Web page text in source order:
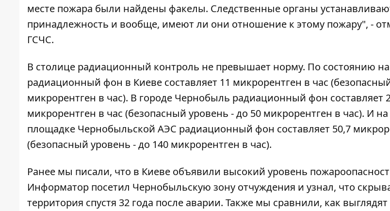
месте пожара были найдены факелы. Следственные органы
принадлежность и вообще, имеют ли они отношение к этому пожару", -
ГСЧС.
В столице радиационный контроль не превышает норму. По состоянию на
радиационный фон в Киеве составляет 11 микрорентген в час
микрорентген в час). В городе Чернобыль радиационный фон составляет
микрорентген в час (безопасный уровень - до 50 микрорентген в час). И
площадке Чернобыльской АЭС радиационный фон составляет 50,7
(безопасный уровень - до 140 микрорентген в час).
Ранее мы писали, что в Киеве объявили высокий уровень
Информатор посетил Чернобыльскую зону отчуждения и узнал, что
территория спустя 32 года после аварии. Также мы сравнили, как